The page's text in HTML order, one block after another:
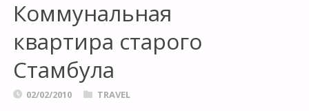
Коммунальная
квартира старого
Стамбула
02/02/2010 TRAVEL